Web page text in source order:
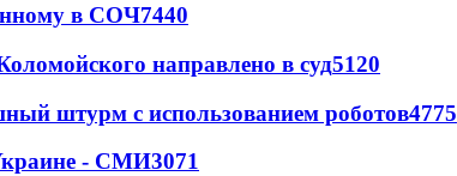
в СОЧ7440
направлено в суд5120
штурм с использованием роботов4775
- СМИ3071